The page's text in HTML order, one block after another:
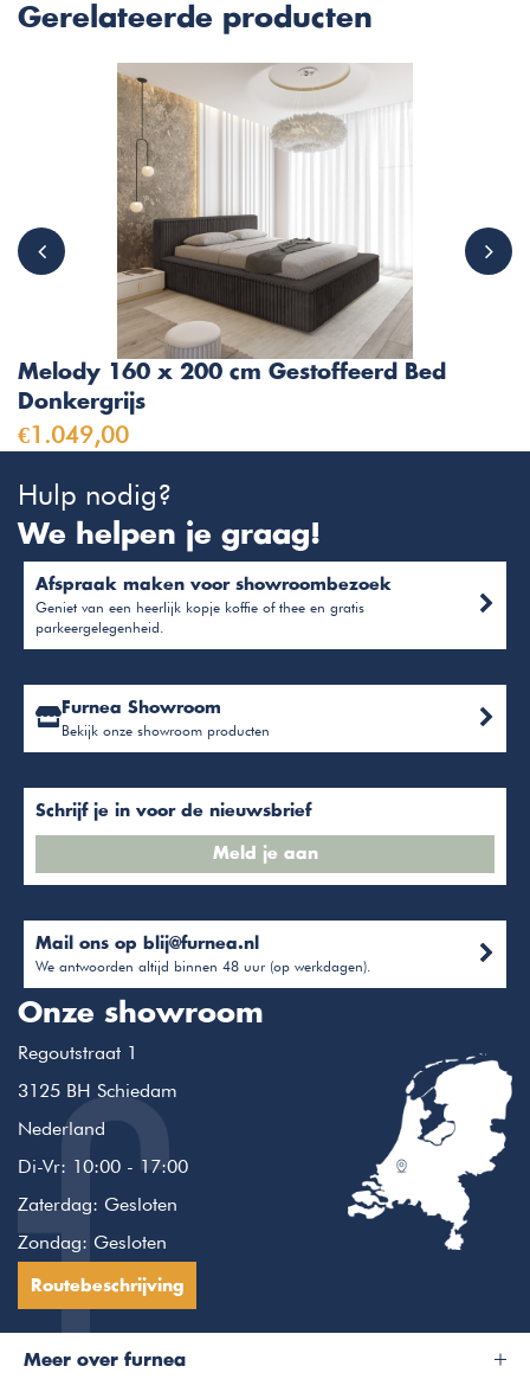
Gerelateerde producten
Melody 160 x 200 cm Gestoffeerd Bed
Donkergrijs
€1.049,00
Hulp nodig?
We helpen je graag!
Afspraak maken voor showroombezoek
Geniet van een heerlijk kopje koffie of thee en gratis
parkeergelegenheid.
Furnea Showroom
Bekijk onze showroom producten
Schrijf je in voor de nieuwsbrief
Meld je aan
Mail ons op blij@furnea.nl
We antwoorden altijd binnen 48 uur (op werkdagen).
Onze showroom
Regoutstraat 1
3125 BH Schiedam
Nederland
Di-Vr: 10:00 - 17:00
Zaterdag: Gesloten
Zondag: Gesloten
Routebeschrijving
Meer over furnea